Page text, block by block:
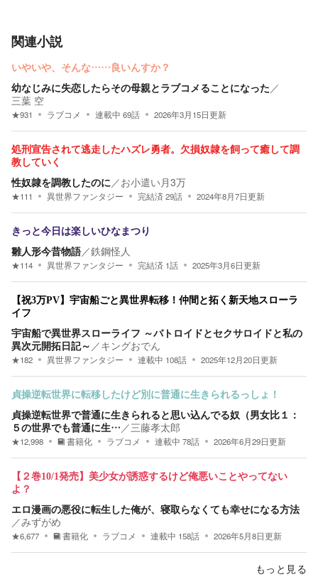
関連小説
いやいや、そんな……良いんすか？
幼なじみに失恋したらその母親とラブコメることになった ／
三葉 空
★931 ラブコメ 連載中 69話 2026年3月15日更新
処刑宣告されて逃走したハズレ勇者。欠損奴隷を飼って癒して調
教していく
性奴隷を調教したのに ／お小遣い月3万
★111 異世界ファンタジー 完結済29話 2024年8月7日更新
きっと今日は楽しいひなまつり
雛人形今昔物語／鉄鋼怪人
★114 異世界ファンタジー 完結済 1話 2025年3月6日更新
【祝3万PV】宇宙船ごと異世界転移！仲間と拓く新天地スローラ
イフ
宇宙船で異世界スローライフ ～バトロイドとセクサロイドと私の
異次元開拓日記～ ／キングおでん
★182 異世界ファンタジー 連載中 108話 2025年12月20日更新
貞操逆転世界に転移したけど別に普通に生きられるっしょ！
貞操逆転世界で普通に生きられると思い込んでる奴（男女比１：
５の世界でも普通に生… ／三藤孝太郎
★12,998 書籍化 ラブコメ 連載中 78話 2026年6月29日更新
【２巻10/1発売】美少女が誘惑するけど俺悪いことやってない
よ？
エロ漫画の悪役に転生した俺が、寝取らなくても幸せになる方法
／みずがめ
★6,677 書籍化 ラブコメ 連載中 158話 2026年5月8日更新
もっと見る